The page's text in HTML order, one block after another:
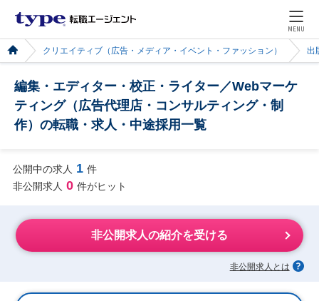
MENU
クリエイティブ（広告・メディア・イベント・ファッション） 出
編集・エディター・校正・ライター／Webマーケ
ティング（広告代理店・コンサルティング・制
作）の転職・求人・中途採用一覧
公開中の求人 1 件
非公開求人 0 件がヒット
非公開求人の紹介を受ける
非公開求人とは